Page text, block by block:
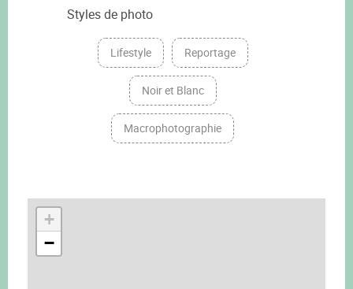
Styles de photo
Lifestyle Reportage
Noir et Blanc
Macrophotographie
+
−